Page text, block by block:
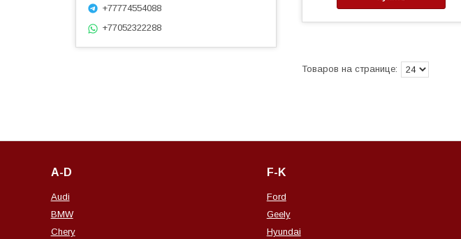
+77774554088
+77052322288
A-D
Audi
BMW
Chery
F-K
Ford
Geely
Hyundai